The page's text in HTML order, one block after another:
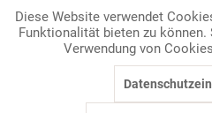
Passende Stichworte
Sakramente/Kasualien, Witz
zuerst Ihr
z.B. Farbe-Grafik, Schwarz-Weiß-
Marketing
Diese Website verwendet
Funktionalität bieten zu können.
Verwendung von